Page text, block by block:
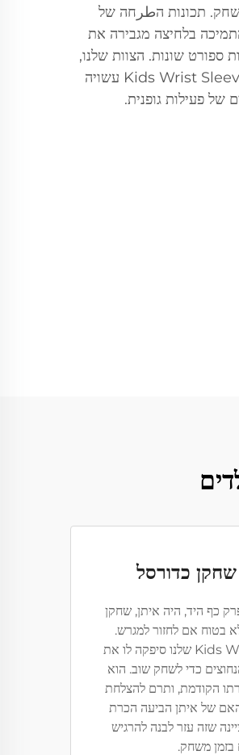
תכונות הطرחה של
בלחיצה מגבירה את
ספורט שונות. הצוות שלנו,
עם עשורים של ניסיון במוצרים, מבטיח שכל כפפת Kids Wrist Sleeve עשויה
כדורסל
כף היד, היה איתן, שחקן
בטוח אם לחזור למגרש.
כפפת Kids Wrist Sleeve שלנו סיפקה לו את
כדי לשחק שוב. הוא
הקודמת, ותרם להצלחת
של איתן הביעה הכרת
שזה עזר לבנה להרגיש
בזמן משחק.